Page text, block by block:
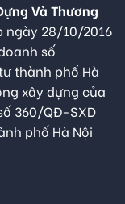
Và Thương
ngày 28/10/2016
số
thành phố Hà
xây dựng của
360/QĐ-SXD
phố Hà Nội